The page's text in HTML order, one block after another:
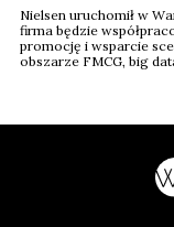
Nielsen uruchomił w
firma będzie
promocję i wsparcie
obszarze FMCG, big